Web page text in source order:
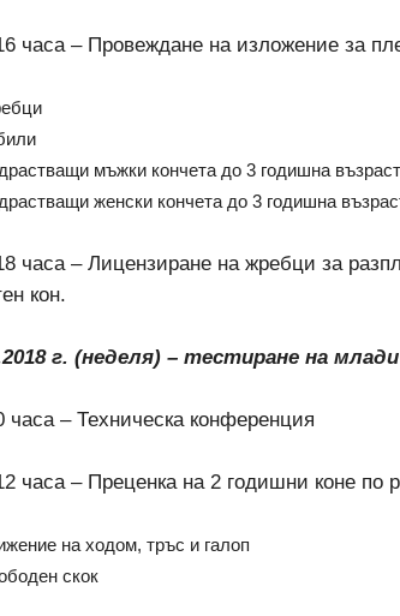
часа – Провеждане на изложение за
мъжки кончета до 3 годишна възраст
женски кончета до 3 годишна
часа – Лицензиране на жребци за
кон.
18 г. (неделя) – тестиране на
часа – Техническа конференция
часа – Преценка на 2 годишни коне по
на ходом, тръс и галоп
скок